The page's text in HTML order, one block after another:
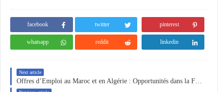
facebook twitter pinterest
whatsapp reddit linkedin
Next article